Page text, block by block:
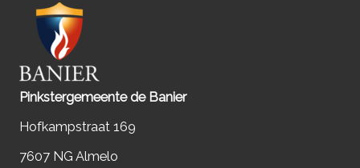
Pinkstergemeente de Banier
Hofkampstraat 169
7607 NG Almelo